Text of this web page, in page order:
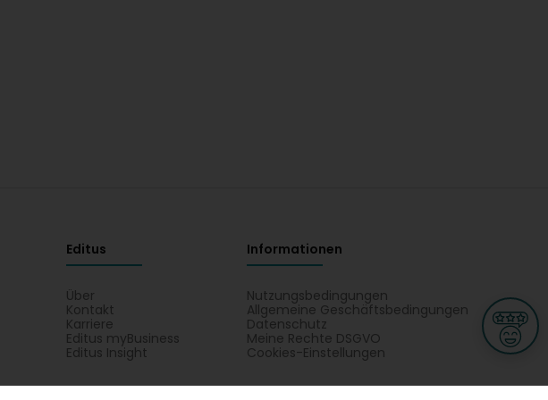
Editus
Über
Kontakt
Karriere
Editus myBusiness
Editus Insight
Informationen
Nutzungsbedingungen
Allgemeine Geschäftsbedingungen
Datenschutz
Meine Rechte DSGVO
Cookies-Einstellungen